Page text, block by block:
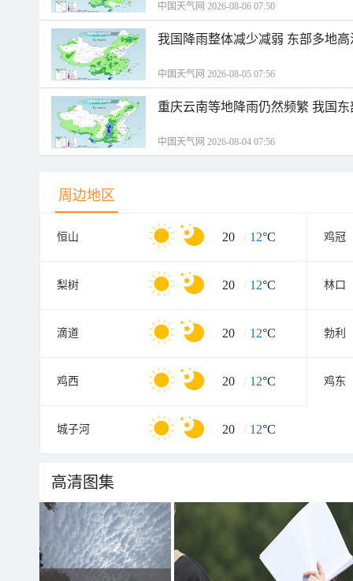
中国天气网 2026-08-06 07:50
我国降雨整体减少减弱 东部多地
中国天气网 2026-08-05 07:56
重庆云南等地降雨仍然频繁 我国
中国天气网 2026-08-04 07:56
周边地区
恒山 20 / 12°C 鸡冠
梨树 20 / 12°C 林口
滴道 20 / 12°C 勃利
鸡西 20 / 12°C 鸡东
城子河 20 / 12°C
高清图集